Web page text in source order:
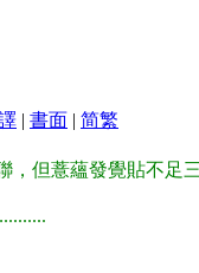
| 書面 | 简繁
，但薏蘊發覺貼不足